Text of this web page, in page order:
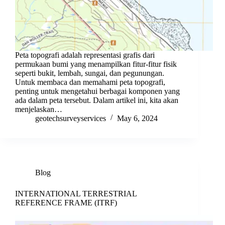
Peta topografi adalah representasi grafis dari
permukaan bumi yang menampilkan fitur-fitur fisik
seperti bukit, lembah, sungai, dan pegunungan.
Untuk membaca dan memahami peta topografi,
penting untuk mengetahui berbagai komponen yang
ada dalam peta tersebut. Dalam artikel ini, kita akan
menjelaskan…
geotechsurveyservices
May 6, 2024
Blog
INTERNATIONAL TERRESTRIAL
REFERENCE FRAME (ITRF)